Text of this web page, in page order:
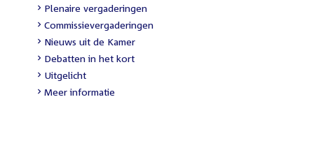
External
link:
Plenaire vergaderingen
External
link:
Commissievergaderingen
External
link:
Nieuws uit de Kamer
External
link:
Debatten in het kort
External
link:
Uitgelicht
Meer informatie